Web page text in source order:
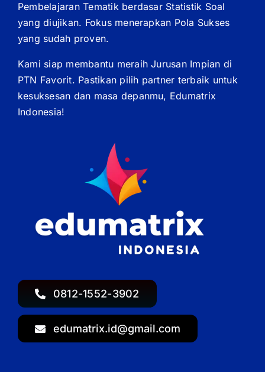
0812-1552-3902
edumatrix.id@gmail.com
Pembelajaran Tematik berdasar Statistik Soal
yang diujikan. Fokus menerapkan Pola Sukses
yang sudah proven.
Kami siap membantu meraih Jurusan Impian di
PTN Favorit. Pastikan pilih partner terbaik untuk
kesuksesan dan masa depanmu, Edumatrix
Indonesia!